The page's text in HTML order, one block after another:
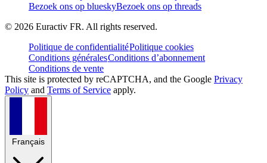
Bezoek ons op blueskyBezoek ons op threads
© 2026 Euractiv FR. All rights reserved.
Politique de confidentialitéPolitique cookies
Conditions généralesConditions d’abonnement
Conditions de vente
This site is protected by reCAPTCHA, and the Google Privacy
Policy and Terms of Service apply.
Français